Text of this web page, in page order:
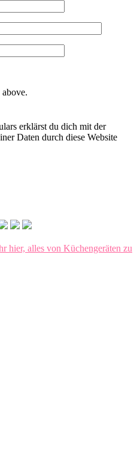
above.
erklärst du dich mit der
Daten durch diese Website
hier, alles von Küchengeräten zu